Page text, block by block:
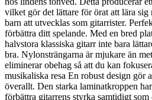
vilket gör det lättare för örat att lära
barn att utvecklas som gitarrister.
förbättra ditt spelande. Med en bred
halvstora klassiska gitarr inte bara
bra. Nylonsträngarna är mjukare än
eliminerar obehag så att du kan
musikaliska resa En robust design gör
överallt. Den starka laminatkroppen
förbättra gitarrens styrka samtidigt